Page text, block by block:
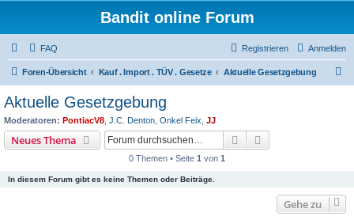
Bandit online Forum
FAQ Anmelden
Registrieren
Foren-Übersicht Kauf . Import . TÜV . Gesetze Aktuelle Gesetzgebung
Aktuelle Gesetzgebung
Moderatoren: PontiacV8 J.C. Denton Onkel Feix JJ
Neues Thema Suche
0 Themen • Seite 1 von 1
In diesem Forum gibt es keine Themen oder Beiträge.
Gehe zu